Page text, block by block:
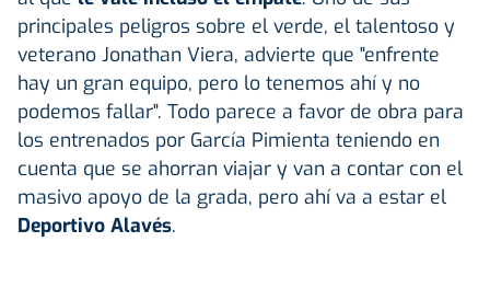
principales peligros sobre el verde, el talentoso y
veterano Jonathan Viera, advierte que "enfrente
hay un gran equipo, pero lo tenemos ahí y no
podemos fallar". Todo parece a favor de obra para
los entrenados por García Pimienta teniendo en
cuenta que se ahorran viajar y van a contar con el
masivo apoyo de la grada, pero ahí va a estar el
Deportivo Alavés.